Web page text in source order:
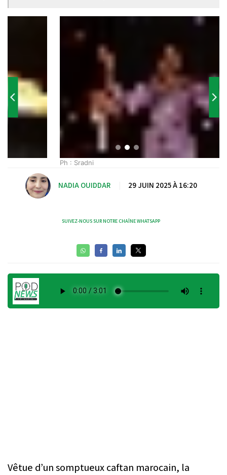
NADIA OUIDDAR 29 JUIN 2025 À 16:20
SUIVEZ-NOUS SUR NOTRE CHAÎNE WHATSAPP
Vêtue d’un somptueux caftan marocain, la